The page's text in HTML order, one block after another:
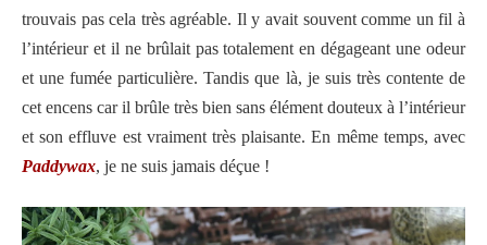
trouvais pas cela très agréable. Il y avait souvent comme un fil à
l’intérieur et il ne brûlait pas totalement en dégageant une odeur
et une fumée particulière. Tandis que là, je suis très contente de
cet encens car il brûle très bien sans élément douteux à l’intérieur
et son effluve est vraiment très plaisante. En même temps, avec
Paddywax, je ne suis jamais déçue !